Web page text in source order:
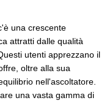
una crescente
attratti dalle qualità
utenti apprezzano il
oltre alla sua
nell'ascoltatore.
una vasta gamma di